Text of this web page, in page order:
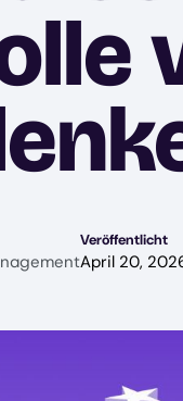
Veröffentlicht
April 20,